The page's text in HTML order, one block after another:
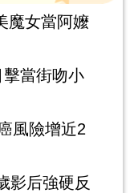
魔女當阿嬤
當街吻小
風險增近2
影后強硬反